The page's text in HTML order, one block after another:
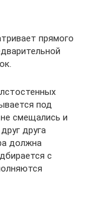
прямого
под
смещались и
друга
должна
с